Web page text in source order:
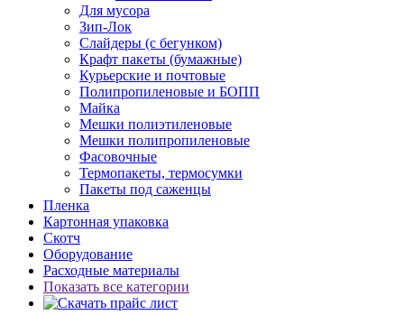
Для мусора
Зип-Лок
Слайдеры (с бегунком)
Крафт пакеты (бумажные)
Курьерские и почтовые
Полипропиленовые и БОПП
Майка
Мешки полиэтиленовые
Мешки полипропиленовые
Фасовочные
Термопакеты, термосумки
Пакеты под саженцы
Пленка
Картонная упаковка
Скотч
Оборудование
Расходные материалы
Показать все категории